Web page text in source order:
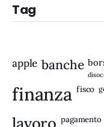
Tag
apple banche
finanza fisco
pagamento